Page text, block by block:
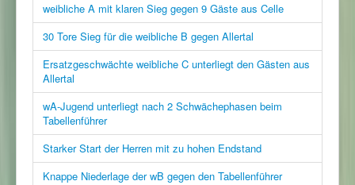
weibliche A mit klaren Sieg gegen 9 Gäste aus Celle
30 Tore Sieg für die weibliche B gegen Allertal
Ersatzgeschwächte weibliche C unterliegt den Gästen aus
Allertal
wA-Jugend unterliegt nach 2 Schwächephasen beim
Tabellenführer
Starker Start der Herren mit zu hohen Endstand
Knappe Niederlage der wB gegen den Tabellenführer